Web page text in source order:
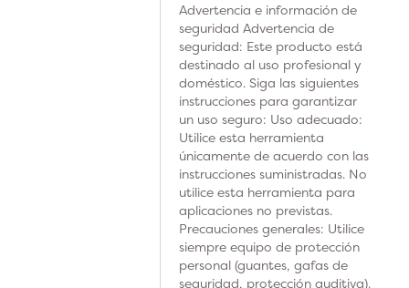
Advertencia e información de
seguridad Advertencia de
seguridad: Este producto está
destinado al uso profesional y
doméstico. Siga las siguientes
instrucciones para garantizar
un uso seguro: Uso adecuado:
Utilice esta herramienta
únicamente de acuerdo con las
instrucciones suministradas. No
utilice esta herramienta para
aplicaciones no previstas.
Precauciones generales: Utilice
siempre equipo de protección
personal (guantes, gafas de
seguridad, protección auditiva).